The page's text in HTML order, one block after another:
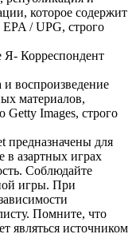
которое содержит
/ UPG, строго
Я- Корреспондент
воспроизведение
материалов,
Images, строго
предназначены для
в азартных играх
Соблюдайте
игры. При
Помните, что
являться источником